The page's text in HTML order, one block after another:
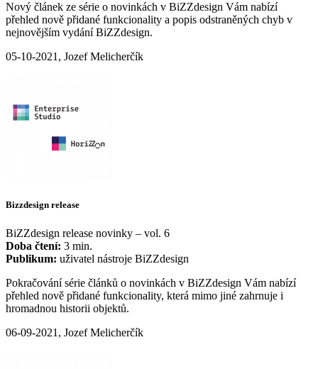
Nový článek ze série o novinkách v BiZZdesign Vám nabízí
přehled nově přidané funkcionality a popis odstraněných chyb v
nejnovějším vydání BiZZdesign.
05-10-2021, Jozef Melicherčík
Bizzdesign release
BiZZdesign release novinky – vol. 6
Doba čtení: 3 min.
Publikum: uživatel nástroje BiZZdesign
Pokračování série článků o novinkách v BiZZdesign Vám nabízí
přehled nově přidané funkcionality, která mimo jiné zahrnuje i
hromadnou historii objektů.
06-09-2021, Jozef Melicherčík